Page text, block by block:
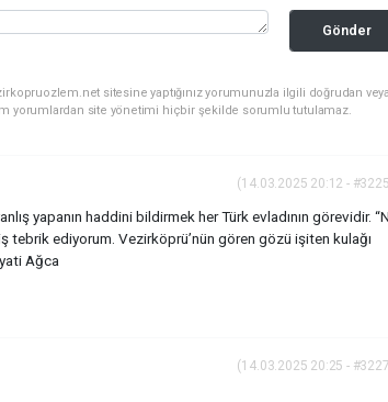
Gönder
sitesine yaptığınız yorumunuzla ilgili doğrudan veya
yorumlardan site yönetimi hiçbir şekilde sorumlu tutulamaz.
(14.03.2025 20:12 -
yapanın haddini bildirmek her Türk evladının görevidir.
tebrik ediyorum. Vezirköprü’nün gören gözü işiten kulağı
Ağca
(14.03.2025 20:25 -